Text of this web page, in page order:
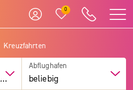
0
Kreuzfahrten
Hotel Villaggio Il Gabbiano
Abflughafen
beliebig